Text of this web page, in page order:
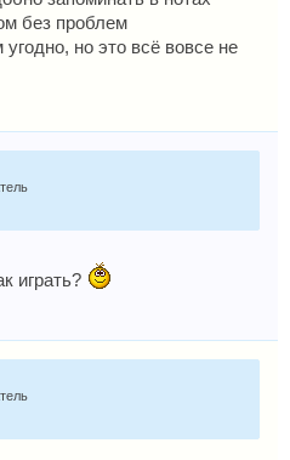
без проблем
угодно, но это всё вовсе не
играть?